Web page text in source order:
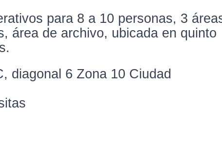
para 8 a 10 personas, 3
área de archivo, ubicada en quinto
diagonal 6 Zona 10 Ciudad